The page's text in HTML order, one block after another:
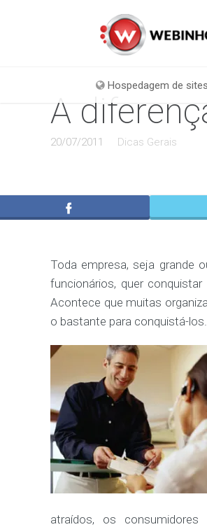
Hospedagem de sites
A
20/07/2011 Dicas Gerais
Toda empresa, seja grande
funcionários, quer
Acontece que muitas
o bastante para conquistá-los.
atraídos, os